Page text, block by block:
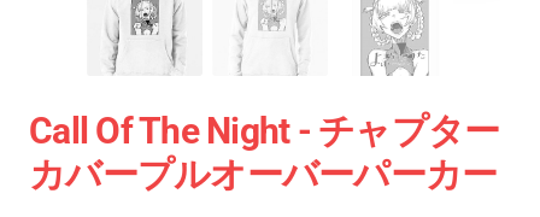
Call Of The Night - チャプター
カバープルオーバーパーカー